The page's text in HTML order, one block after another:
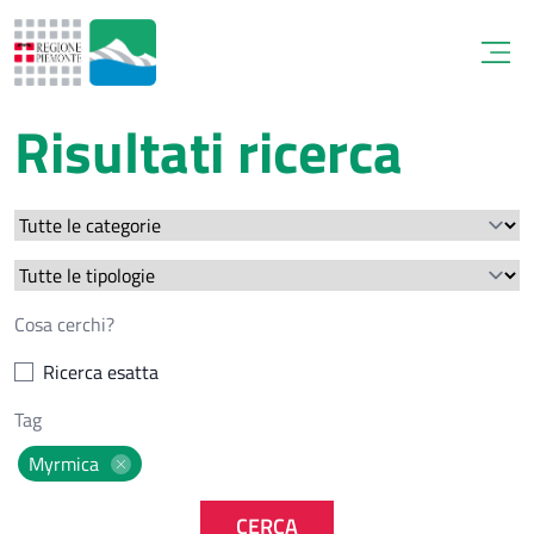
Risultati ricerca
Ricerca esatta
Myrmica
CERCA